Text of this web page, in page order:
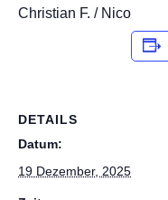
Christian F. / Nico
DETAILS
Datum:
19 Dezember, 2025